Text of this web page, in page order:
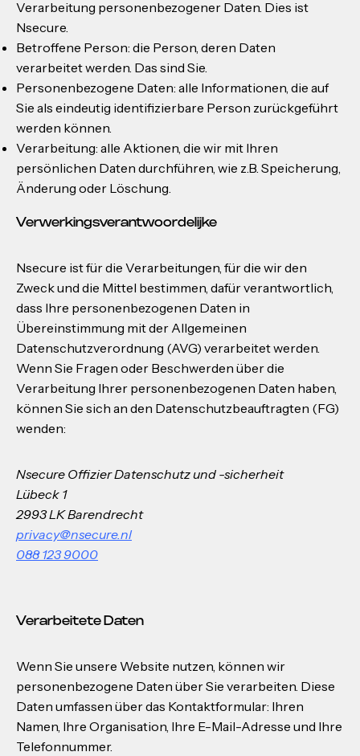
Verarbeitung personenbezogener Daten. Dies ist
Nsecure.
Betroffene Person: die Person, deren Daten
verarbeitet werden. Das sind Sie.
Personenbezogene Daten: alle Informationen, die auf
Sie als eindeutig identifizierbare Person zurückgeführt
werden können.
Verarbeitung: alle Aktionen, die wir mit Ihren
persönlichen Daten durchführen, wie z.B. Speicherung,
Änderung oder Löschung.
Verwerkingsverantwoordelijke
Nsecure ist für die Verarbeitungen, für die wir den
Zweck und die Mittel bestimmen, dafür verantwortlich,
dass Ihre personenbezogenen Daten in
Übereinstimmung mit der Allgemeinen
Datenschutzverordnung (AVG) verarbeitet werden.
Wenn Sie Fragen oder Beschwerden über die
Verarbeitung Ihrer personenbezogenen Daten haben,
können Sie sich an den Datenschutzbeauftragten (FG)
wenden:
Nsecure Offizier Datenschutz und -sicherheit
Lübeck 1
2993 LK Barendrecht
privacy@nsecure.nl
088 123 9000
Verarbeitete Daten
Wenn Sie unsere Website nutzen, können wir
personenbezogene Daten über Sie verarbeiten. Diese
Daten umfassen über das Kontaktformular: Ihren
Namen, Ihre Organisation, Ihre E-Mail-Adresse und Ihre
Telefonnummer.